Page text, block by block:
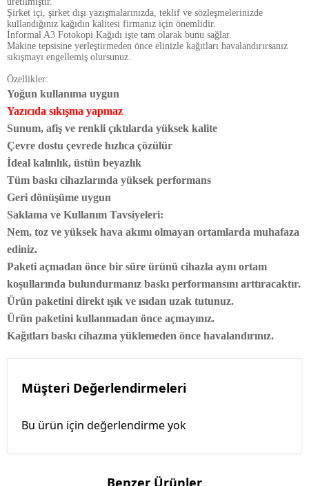
Şirket içi, şirket dışı yazışmalarınızda, teklif ve sözleşmelerinizde
kullandığınız kağıdın kalitesi firmanız için önemlidir.
İnformal A3 Fotokopi Kağıdı işte tam olarak bunu sağlar.
Makine tepsisine yerleştirmeden önce elinizle kağıtları havalandırırsanız
sıkışmayı engellemiş olursunuz.
Özellikler:
Yoğun kullanıma uygun
Yazıcıda sıkışma yapmaz
Sunum, afiş ve renkli çıktılarda yüksek kalite
Çevre dostu çevrede hızlıca çözülür
İdeal kalınlık, üstün beyazlık
Tüm baskı cihazlarında yüksek performans
Geri dönüşüme uygun
Saklama ve Kullanım Tavsiyeleri:
Nem, toz ve yüksek hava akımı olmayan ortamlarda muhafaza
ediniz.
Paketi açmadan önce bir süre ürünü cihazla aynı ortam
koşullarında bulundurmanız baskı performansını arttıracaktır.
Ürün paketini direkt ışık ve ısıdan uzak tutunuz.
Ürün paketini kullanmadan önce açmayınız.
Kağıtları baskı cihazına yüklemeden önce havalandırınız.
Müşteri Değerlendirmeleri
Bu ürün için değerlendirme yok
Benzer Ürünler